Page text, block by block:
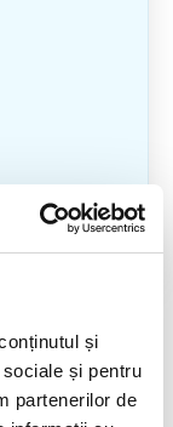
și
și pentru
partenerilor de